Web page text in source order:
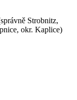
Strobnitz,
okr. Kaplice)